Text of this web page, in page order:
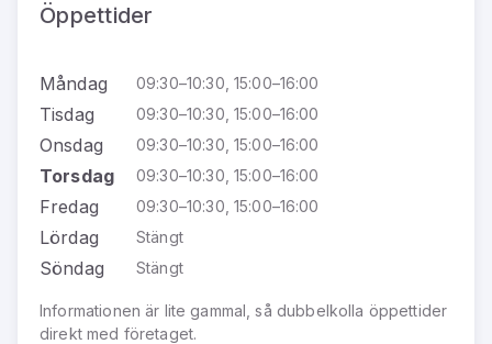
Öppettider
Måndag 09:30–10:30, 15:00–16:00
Tisdag 09:30–10:30, 15:00–16:00
Onsdag 09:30–10:30, 15:00–16:00
Torsdag 09:30–10:30, 15:00–16:00
Fredag 09:30–10:30, 15:00–16:00
Lördag Stängt
Söndag Stängt
Informationen är lite gammal, så dubbelkolla öppettider
direkt med företaget.